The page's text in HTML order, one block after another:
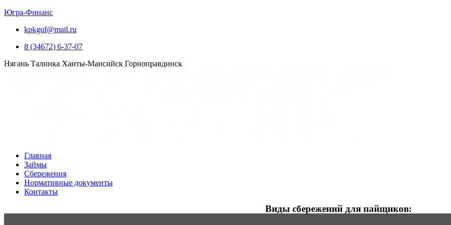
Югра-Финанс
kpkguf@mail.ru
8 (34672) 6-37-07
Нягань Талинка Ханты-Мансийск Горноправдинск
Главная
Займы
Сбережения
Нормативные документы
Контакты
Виды сбережений для пайщиков: